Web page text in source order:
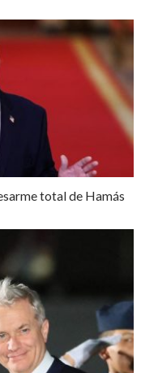
total de Hamás